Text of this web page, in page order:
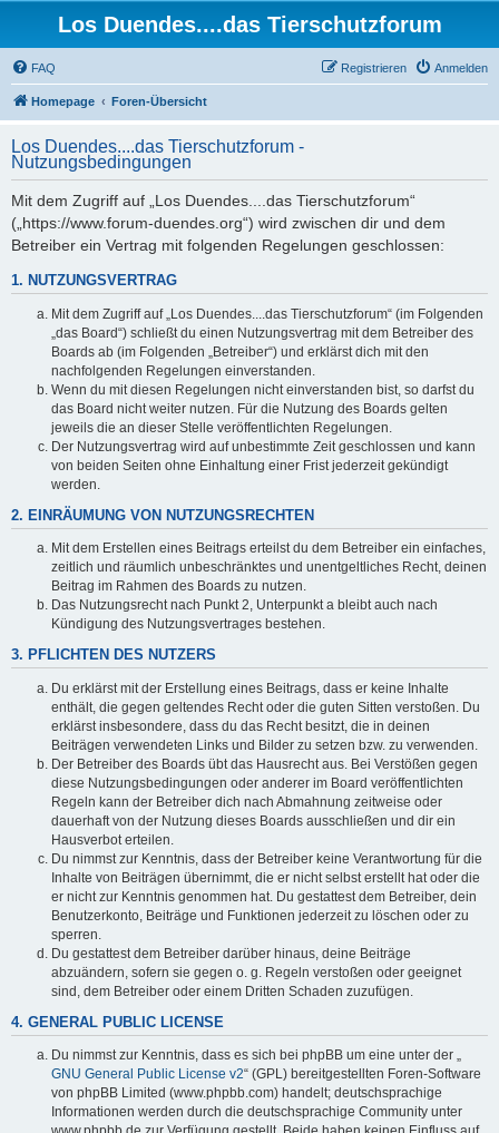
Los Duendes....das Tierschutzforum
FAQ Anmelden
Registrieren
Homepage Foren-Übersicht
Los Duendes....das Tierschutzforum -
Nutzungsbedingungen
Mit dem Zugriff auf „Los Duendes....das Tierschutzforum“
(„https://www.forum-duendes.org“) wird zwischen dir und dem
Betreiber ein Vertrag mit folgenden Regelungen geschlossen:
1. NUTZUNGSVERTRAG
Mit dem Zugriff auf „Los Duendes....das Tierschutzforum“ (im Folgenden
„das Board“) schließt du einen Nutzungsvertrag mit dem Betreiber des
Boards ab (im Folgenden „Betreiber“) und erklärst dich mit den
nachfolgenden Regelungen einverstanden.
Wenn du mit diesen Regelungen nicht einverstanden bist, so darfst du
das Board nicht weiter nutzen. Für die Nutzung des Boards gelten
jeweils die an dieser Stelle veröffentlichten Regelungen.
Der Nutzungsvertrag wird auf unbestimmte Zeit geschlossen und kann
von beiden Seiten ohne Einhaltung einer Frist jederzeit gekündigt
werden.
2. EINRÄUMUNG VON NUTZUNGSRECHTEN
Mit dem Erstellen eines Beitrags erteilst du dem Betreiber ein einfaches,
zeitlich und räumlich unbeschränktes und unentgeltliches Recht, deinen
Beitrag im Rahmen des Boards zu nutzen.
Das Nutzungsrecht nach Punkt 2, Unterpunkt a bleibt auch nach
Kündigung des Nutzungsvertrages bestehen.
3. PFLICHTEN DES NUTZERS
Du erklärst mit der Erstellung eines Beitrags, dass er keine Inhalte
enthält, die gegen geltendes Recht oder die guten Sitten verstoßen. Du
erklärst insbesondere, dass du das Recht besitzt, die in deinen
Beiträgen verwendeten Links und Bilder zu setzen bzw. zu verwenden.
Der Betreiber des Boards übt das Hausrecht aus. Bei Verstößen gegen
diese Nutzungsbedingungen oder anderer im Board veröffentlichten
Regeln kann der Betreiber dich nach Abmahnung zeitweise oder
dauerhaft von der Nutzung dieses Boards ausschließen und dir ein
Hausverbot erteilen.
Du nimmst zur Kenntnis, dass der Betreiber keine Verantwortung für die
Inhalte von Beiträgen übernimmt, die er nicht selbst erstellt hat oder die
er nicht zur Kenntnis genommen hat. Du gestattest dem Betreiber, dein
Benutzerkonto, Beiträge und Funktionen jederzeit zu löschen oder zu
sperren.
Du gestattest dem Betreiber darüber hinaus, deine Beiträge
abzuändern, sofern sie gegen o. g. Regeln verstoßen oder geeignet
sind, dem Betreiber oder einem Dritten Schaden zuzufügen.
4. GENERAL PUBLIC LICENSE
Du nimmst zur Kenntnis, dass es sich bei phpBB um eine unter der „
GNU General Public License v2“ (GPL) bereitgestellten Foren-Software
von phpBB Limited (www.phpbb.com) handelt; deutschsprachige
Informationen werden durch die deutschsprachige Community unter